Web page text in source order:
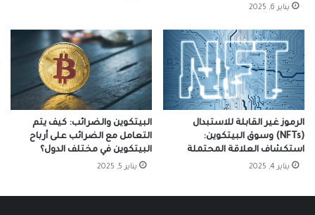
يناير 6, 2025
البيتكوين والضرائب: كيف يتم
التعامل مع الضرائب على أرباح
البيتكوين في مختلف الدول؟
يناير 5, 2025
الرموز غير القابلة للاستبدال
(NFTs) وسوق البيتكوين:
استكشاف العلاقة المحتملة
يناير 4, 2025